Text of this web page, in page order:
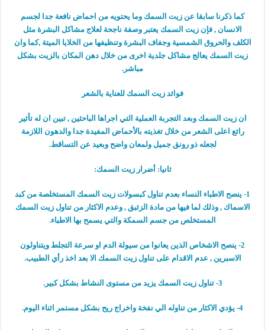
كما ذكرنا سابقا عن زيت السمك وما يحتويه من احماض نافعة جدا لجسم
الانسان , فإن زيت السمك يعتبر وصفة ناجحة لعلاج مشاكل البشرة مثل
الكلف والحروق الشمسية وجفاف البشرة وتنظيفها من الخلايا الميتة ,كما وان
زيت السمك يعالج مشاكل جلدية اخرى من خلال دهن المكان بالزيت بشكل
مباشر.
فوائد زيت السمك للعناية بالشعر
ان زيت السمك وبعد التجربة العملية التي اجراها الباحثين , تبين ان له تأثير
رائع اعلى الشعر من خلال تغذيته بالأحماض المفيدة جدا والدهون اللازمة
لجعله ذو رونق جميل ولمعان واضح وبعيد عن التساقط.
ثانيا: أضرار زيت السمك:
1- ينصح الاطباء النساء بعدم تناول كبسولات زيت السمك المستخلصة من كبد
الاسماك , وذلك لما فيها من مادة الزئبق , وعدم الاكثار من تناول زيت السمك
المستخلص من جسم السمكة والتي يسمح بها الاطباء.
2- ينصح الاشخاص الذين يعانوا من سيولة الدم او سرعة التجلط ويتناولون
الاسبرين , عدم الاقدام على تناول زيت السمك الا بعد اخذ رأي الطبيب.
3- تناول زيت السمك يزيد من مستوى النشاط بشكل كبير.
4- يؤدي الاكثار من تناوله الي نفخة واخراج ريح بشكل مستمر اثناء اليوم.